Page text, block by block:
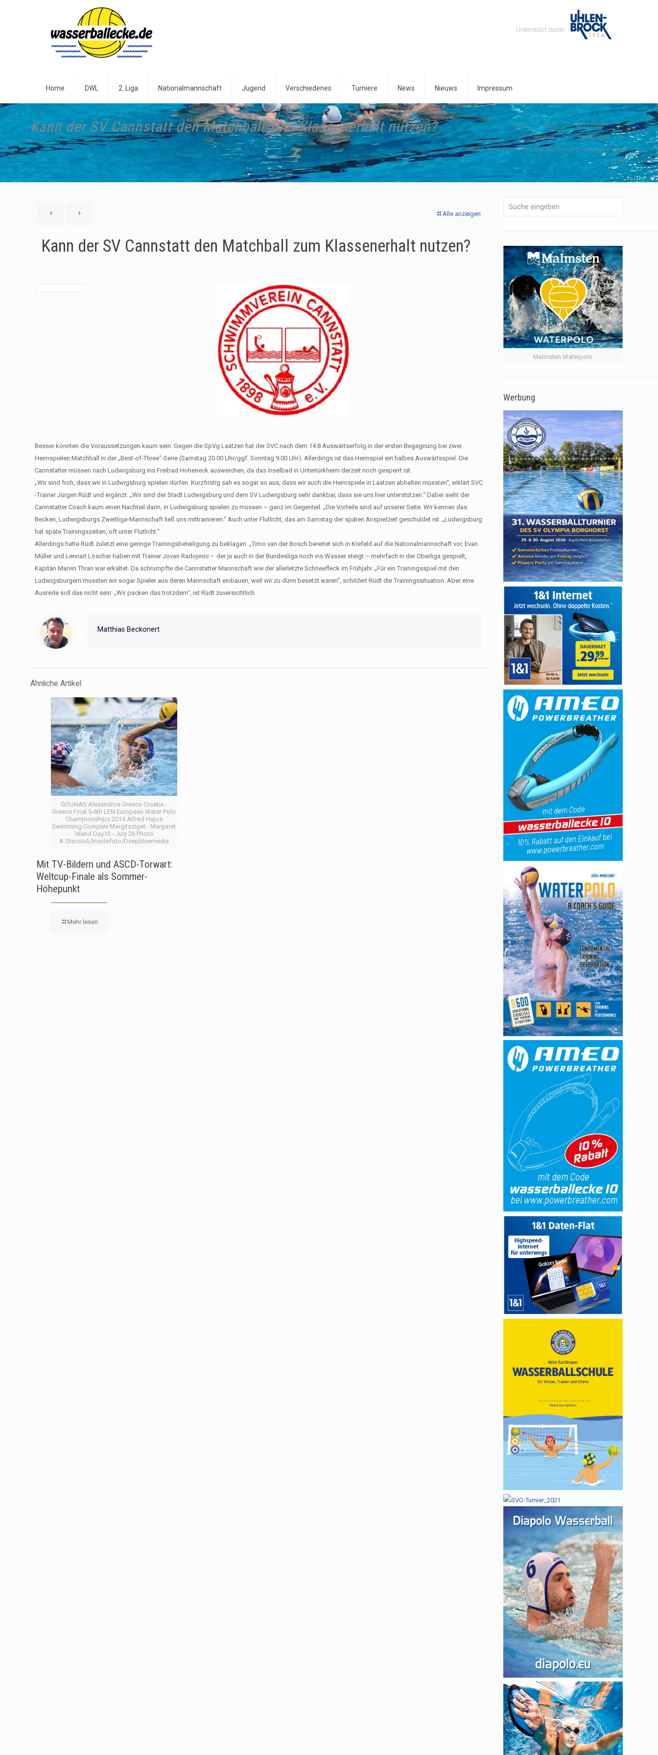
Home DWL 2. Liga Nationalmannschaft Jugend Verschiedenes Turniere News Nieuws Impressum
Kann der SV Cannstatt den Matchball zum Klassenerhalt nutzen? Home DWL
DWL Herren
Bundesliga
1. Bundesliga
Kann der SV Cannstatt den Matchball zum Klassenerhalt
nutzen?
Alle anzeigen
Kann der SV Cannstatt den Matchball zum Klassenerhalt nutzen?
Besser könnten die Voraussetzungen kaum sein. Gegen die SpVg Laatzen hat der SVC nach dem 14:8 Auswärtserfolg in der ersten Begegnung bei zwei
Heimspielen Matchball in der „Best-of-Three“-Serie (Samstag 20.00 Uhr/ggf. Sonntag 9.00 Uhr). Allerdings ist das Heimspiel ein halbes Auswärtsspiel. Die
Cannstatter müssen nach Ludwigsburg ins Freibad Hoheneck ausweichen, da das Inselbad in Untertürkheim derzeit noch gesperrt ist.
„Wir sind froh, dass wir in Ludwigsburg spielen dürfen. Kurzfristig sah es sogar so aus, dass wir auch die Heimspiele in Laatzen abhalten müssten“, erklärt SVC
-Trainer Jürgen Rüdt und ergänzt: „Wir sind der Stadt Ludwigsburg und dem SV Ludwigsburg sehr dankbar, dass sie uns hier unterstützen.“ Dabei sieht der
Cannstatter Coach kaum einen Nachteil darin, in Ludwigsburg spielen zu müssen – ganz im Gegenteil. „Die Vorteile sind auf unserer Seite. Wir kennen das
Becken, Ludwigsburgs Zweitliga-Mannschaft ließ uns mittrainieren.“ Auch unter Flutlicht, das am Samstag der späten Anspielzeit geschuldet ist. „Ludwigsburg
hat späte Trainingszeiten, oft unter Flutlicht.“
Allerdings hatte Rüdt zuletzt eine geringe Trainingsbeteiligung zu beklagen. „Timo van der Bosch bereitet sich in Krefeld auf die Nationalmannschaft vor, Evan
Müller und Lennart Löscher haben mit Trainer Jovan Radojevic – der ja auch in der Bundesliga noch ins Wasser steigt – mehrfach in der Oberliga gespielt,
Kapitän Marvin Thran war erkältet. Da schrumpfte die Cannstatter Mannschaft wie der allerletzte Schneefleck im Frühjahr. „Für ein Trainingsspiel mit den
Ludwigsburgern mussten wir sogar Spieler aus deren Mannschaft einbauen, weil wir zu dünn besetzt waren“, schildert Rüdt die Trainingssituation. Aber eine
Ausrede soll das nicht sein: „Wir packen das trotzdem“, ist Rüdt zuversichtlich.
Matthias Beckonert
Ähnliche Artikel
GOUNAS Alexandros Greece Croatia -
Greece Final 5-6th LEN European Water Polo
Championships 2014 Alfred Hajos
Swimming Complex Margitsziget - Margaret
Island Day13 - July 26 Photo
A.Staccioli/Insidefoto/Deepbluemedia
Mit TV-Bildern und ASCD-Torwart:
Weltcup-Finale als Sommer-
Höhepunkt
Mehr lesen
Malmsten Waterpolo
Werbung